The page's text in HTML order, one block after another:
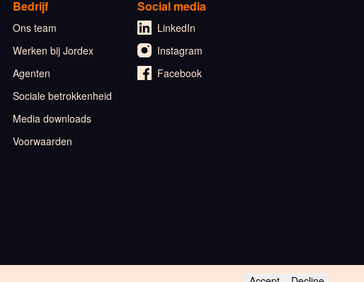
Bedrijf
Ons team
Werken bij Jordex
Agenten
Sociale betrokkenheid
Media downloads
Voorwaarden
Social media
LinkedIn
Instagram
Facebook